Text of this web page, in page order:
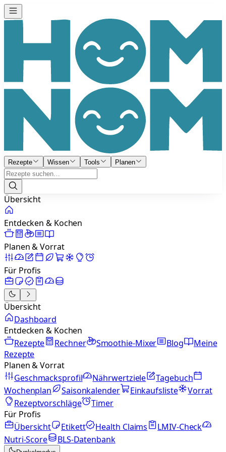
Rezepte Wissen Tools Planen
Übersicht
Entdecken & Kochen
Planen & Vorrat
Für Profis
Übersicht
Dashboard
Entdecken & Kochen
Rezepte
Rechner Smoothie-Mixer Blog
Meine
Rezepte
Planen & Vorrat
Geschmacksprofil
Nährwertziele
Tagebuch
Wochenplan
Saisonkalender Einkaufsliste
Vorrat
Rezeptvorschläge
Timer
Für Profis
Übersicht
Etikett Health Claims
LMIV-Check
Nutri-Score
BLS-Datenbank